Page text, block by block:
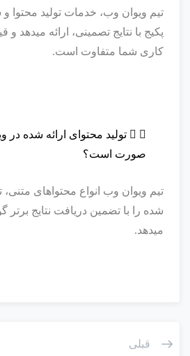
تیم ویوان وب، خدمات تولید محتوا
پکیج با نتایج تصمینی، ارائه میدهد
کاری شما متفاوت است.
تولید محتوای ارائه شده در
صورت است؟
تیم ویوان وب انواع محتواهای
شده را با تضمین دریافت نتایج برتر
میدهد.
قبلی